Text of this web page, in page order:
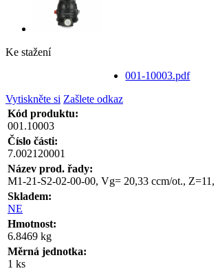
Ke stažení
001-10003.pdf
Vytiskněte si Zašlete odkaz
Kód produktu:
001.10003
Číslo části:
7.002120001
Název prod. řady:
M1-21-S2-02-00-00, Vg= 20,33 ccm/ot.,
Skladem:
NE
Hmotnost:
6.8469 kg
Měrná jednotka:
1 ks